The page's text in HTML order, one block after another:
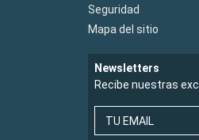
Seguridad
Mapa del sitio
Newsletters
Recibe nuestras
TU EMAIL